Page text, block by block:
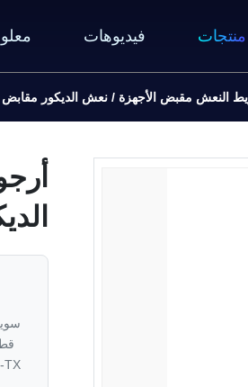
منتجات فيديوهات
النعش مقبض الأجهزة / نعش الديكور مقابض